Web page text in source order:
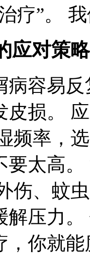
疗”。
应对策略
病容易
皮损。
频率，
要太高
伤、蚊
解压力
，你就能